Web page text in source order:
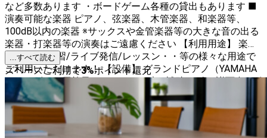
など多数あります ・ボードゲーム各種の貸出もあります ■
演奏可能な楽器 ピアノ、弦楽器、木管楽器、和楽器等、
100dB以内の楽器 ※サックスや金管楽器等の大きな音の出る
楽器・打楽器等の演奏はご遠慮ください 【利用用途】 楽器
練習/歌の練習/ライブ発信/レッスン・・等の様々な用途で
ご利用いただけます！ 【設備】 グランドピアノ（YAMAHA
C1L） ピアノ用椅子2 イス4 テーブル 補助ペダル 譜面台4 ピ
アノクロス 毛はたき Bluetoothスピーカー メトロノーム チ
ューナー チューナー用マイク 3in1USBケーブル2 ヒーター
スマホスタンド(三脚) 消臭スプレー 置き型冷暖房機 鏡 ボー
ドゲーム各種（貸出） 防犯カメラ
...すべて読む
スペースご利用で3%ポイント還元